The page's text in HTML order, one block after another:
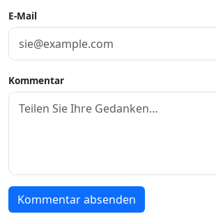
E-Mail
Kommentar
Kommentar absenden